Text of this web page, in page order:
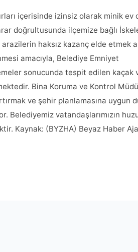
içerisinde izinsiz olarak minik ev
doğrultusunda ilçemize bağlı
haksız kazanç elde etmek
amacıyla, Belediye Emniyet
sonucunda tespit edilen kaçak
Bina Koruma ve Kontrol
ve şehir planlamasına uygun
Belediyemiz vatandaşlarımızın
Kaynak: (BYZHA) Beyaz Haber